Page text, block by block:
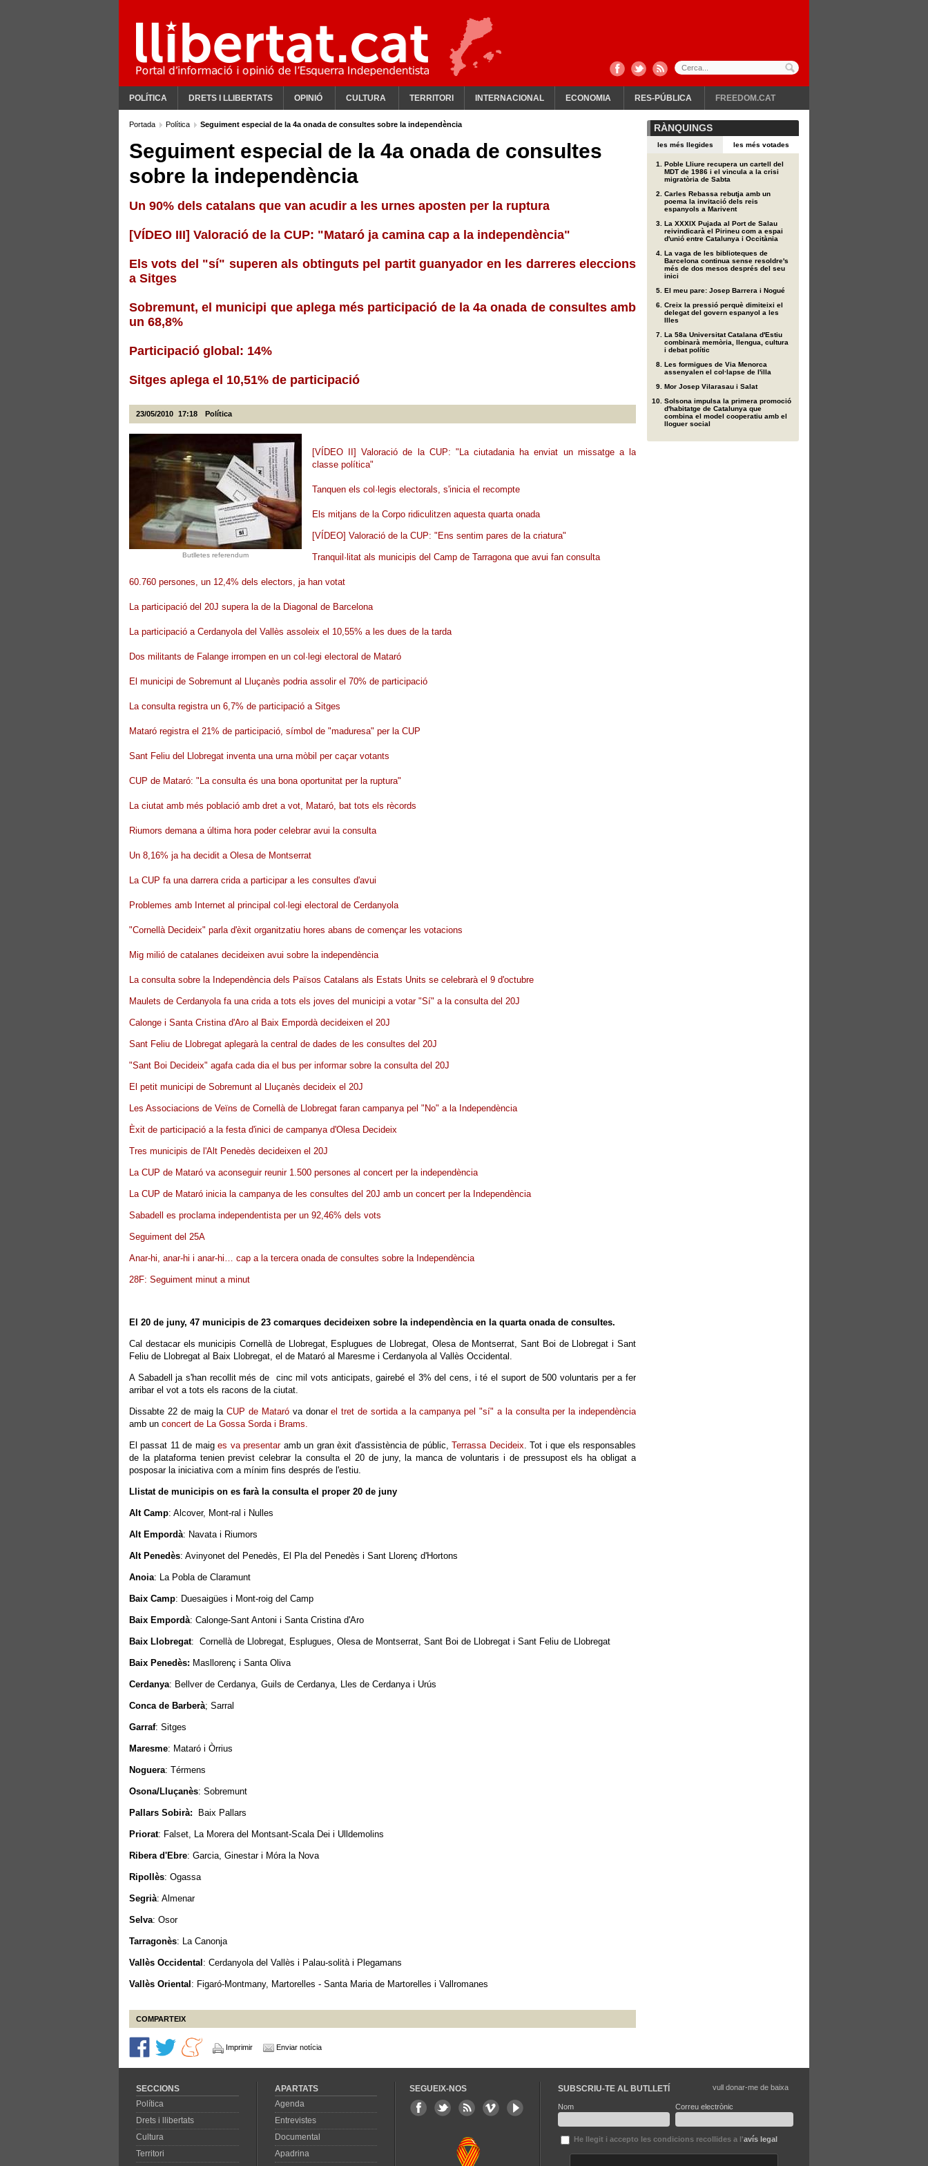
POLÍTICA DRETS I LLIBERTATS OPINIÓ CULTURA TERRITORI INTERNACIONAL ECONOMIA RES-PÚBLICA FREEDOM.CAT
Portada Política Seguiment especial de la 4a onada de consultes sobre la independència
Seguiment especial de la 4a onada de consultes
sobre la independència
Un 90% dels catalans que van acudir a les urnes aposten per la ruptura
[VÍDEO III] Valoració de la CUP: "Mataró ja camina cap a la independència"
Els vots del "sí" superen als obtinguts pel partit guanyador en les darreres eleccions
a Sitges
Sobremunt, el municipi que aplega més participació de la 4a onada de consultes amb
un 68,8%
Participació global: 14%
Sitges aplega el 10,51% de participació
23/05/2010 17:18 Política
Butlletes referendum
[VÍDEO II] Valoració de la CUP: "La ciutadania ha enviat un missatge a la
classe política"
Tanquen els col·legis electorals, s'inicia el recompte
Els mitjans de la Corpo ridiculitzen aquesta quarta onada
[VÍDEO] Valoració de la CUP: "Ens sentim pares de la criatura"
Tranquil·litat als municipis del Camp de Tarragona que avui fan consulta
60.760 persones, un 12,4% dels electors, ja han votat
La participació del 20J supera la de la Diagonal de Barcelona
La participació a Cerdanyola del Vallès assoleix el 10,55% a les dues de la tarda
Dos militants de Falange irrompen en un col·legi electoral de Mataró
El municipi de Sobremunt al Lluçanès podria assolir el 70% de participació
La consulta registra un 6,7% de participació a Sitges
Mataró registra el 21% de participació, símbol de "maduresa" per la CUP
Sant Feliu del Llobregat inventa una urna mòbil per caçar votants
CUP de Mataró: "La consulta és una bona oportunitat per la ruptura"
La ciutat amb més població amb dret a vot, Mataró, bat tots els rècords
Riumors demana a última hora poder celebrar avui la consulta
Un 8,16% ja ha decidit a Olesa de Montserrat
La CUP fa una darrera crida a participar a les consultes d'avui
Problemes amb Internet al principal col·legi electoral de Cerdanyola
"Cornellà Decideix" parla d'èxit organitzatiu hores abans de començar les votacions
Mig milió de catalanes decideixen avui sobre la independència
La consulta sobre la Independència dels Països Catalans als Estats Units se celebrarà el 9 d'octubre
Maulets de Cerdanyola fa una crida a tots els joves del municipi a votar "Sí" a la consulta del 20J
Calonge i Santa Cristina d'Aro al Baix Empordà decideixen el 20J
Sant Feliu de Llobregat aplegarà la central de dades de les consultes del 20J
"Sant Boi Decideix" agafa cada dia el bus per informar sobre la consulta del 20J
El petit municipi de Sobremunt al Lluçanès decideix el 20J
Les Associacions de Veïns de Cornellà de Llobregat faran campanya pel "No" a la Independència
Èxit de participació a la festa d'inici de campanya d'Olesa Decideix
Tres municipis de l'Alt Penedès decideixen el 20J
La CUP de Mataró va aconseguir reunir 1.500 persones al concert per la independència
La CUP de Mataró inicia la campanya de les consultes del 20J amb un concert per la Independència
Sabadell es proclama independentista per un 92,46% dels vots
Seguiment del 25A
Anar-hi, anar-hi i anar-hi… cap a la tercera onada de consultes sobre la Independència
28F: Seguiment minut a minut
El 20 de juny, 47 municipis de 23 comarques decideixen sobre la independència en la quarta onada de consultes.
Cal destacar els municipis Cornellà de Llobregat, Esplugues de Llobregat, Olesa de Montserrat, Sant Boi de Llobregat i Sant
Feliu de Llobregat al Baix Llobregat, el de Mataró al Maresme i Cerdanyola al Vallès Occidental.
A Sabadell ja s'han recollit més de cinc mil vots anticipats, gairebé el 3% del cens, i té el suport de 500 voluntaris per a fer
arribar el vot a tots els racons de la ciutat.
Dissabte 22 de maig laCUP de Mataróva donarel tret de sortida a la campanya pel "sí" a la consulta per la independència
amb un concert de La Gossa Sorda i Brams.
El passat 11 de maiges va presentaramb un gran èxit d'assistència de públic,Terrassa Decideix. Tot i que els responsables
de la plataforma tenien previst celebrar la consulta el 20 de juny, la manca de voluntaris i de pressupost els ha obligat a
posposar la iniciativa com a mínim fins després de l'estiu.
Llistat de municipis on es farà la consulta el proper 20 de juny
Alt Camp: Alcover, Mont-ral i Nulles
Alt Empordà: Navata i Riumors
Alt Penedès: Avinyonet del Penedès, El Pla del Penedès i Sant Llorenç d'Hortons
Anoia: La Pobla de Claramunt
Baix Camp: Duesaigües i Mont-roig del Camp
Baix Empordà: Calonge-Sant Antoni i Santa Cristina d'Aro
Baix Llobregat: Cornellà de Llobregat, Esplugues, Olesa de Montserrat, Sant Boi de Llobregat i Sant Feliu de Llobregat
Baix Penedès: Masllorenç i Santa Oliva
Cerdanya: Bellver de Cerdanya, Guils de Cerdanya, Lles de Cerdanya i Urús
Conca de Barberà; Sarral
Garraf: Sitges
Maresme: Mataró i Òrrius
Noguera: Térmens
Osona/Lluçanès: Sobremunt
Pallars Sobirà: Baix Pallars
Priorat: Falset, La Morera del Montsant-Scala Dei i Ulldemolins
Ribera d'Ebre: Garcia, Ginestar i Móra la Nova
Ripollès: Ogassa
Segrià: Almenar
Selva: Osor
Tarragonès: La Canonja
Vallès Occidental : Cerdanyola del Vallès i Palau-solità i Plegamans
Vallès Oriental : Figaró-Montmany, Martorelles - Santa Maria de Martorelles i Vallromanes
COMPARTEIX
Imprimir Enviar notícia
RÀNQUINGS
les més llegides les més votades
Poble Lliure recupera un cartell del
MDT de 1986 i el vincula a la crisi
migratòria de Sabta
Carles Rebassa rebutja amb un
poema la invitació dels reis
espanyols a Marivent
La XXXIX Pujada al Port de Salau
reivindicarà el Pirineu com a espai
d'unió entre Catalunya i Occitània
La vaga de les biblioteques de
Barcelona continua sense resoldre's
més de dos mesos després del seu
inici
El meu pare: Josep Barrera i Nogué
Creix la pressió perquè dimiteixi el
delegat del govern espanyol a les
Illes
La 58a Universitat Catalana d'Estiu
combinarà memòria, llengua, cultura
i debat polític
Les formigues de Via Menorca
assenyalen el col·lapse de l'illa
Mor Josep Vilarasau i Salat
Solsona impulsa la primera promoció
d'habitatge de Catalunya que
combina el model cooperatiu amb el
lloguer social
SECCIONS
Política
Drets i llibertats
Cultura
Territori
APARTATS
Agenda
Entrevistes
Documental
Apadrina
SEGUEIX-NOS SUBSCRIU-TE AL BUTLLETÍ
Nom Correu electrònic
He llegit i accepto les condicions recollides a l'avís legal
vull donar-me de baixa